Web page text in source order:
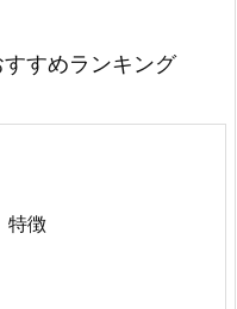
すめランキング
特徴